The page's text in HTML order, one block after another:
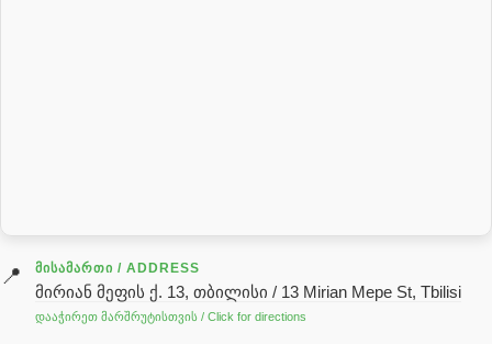
გადაცემათა კოლოფის ზეთი( კარობკის ზეთი)
ძრავის ზეთი
ჰიდრავლიკის ზეთი
📍 ᲛᲘᲡᲐᲛᲐᲠᲗᲘ / ADDRESS
მირიან მეფის ქ. 13, თბილისი / 13 Mirian Mepe St, Tbilisi
დააჭირეთ მარშრუტისთვის / Click for directions